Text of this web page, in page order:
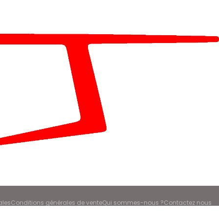
Conditions générales de venteQui sommes-nous ?Contactez nous